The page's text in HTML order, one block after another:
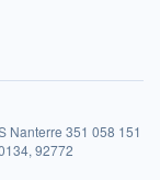
Nanterre 351 058 151
92772